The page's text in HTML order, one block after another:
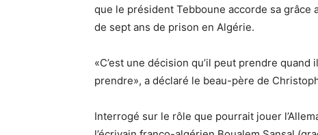
que le président Tebboune accorde sa
de sept ans de prison en Algérie.
«C’est une décision qu’il peut prendre
prendre», a déclaré le beau-père de
Interrogé sur le rôle que pourrait jouer